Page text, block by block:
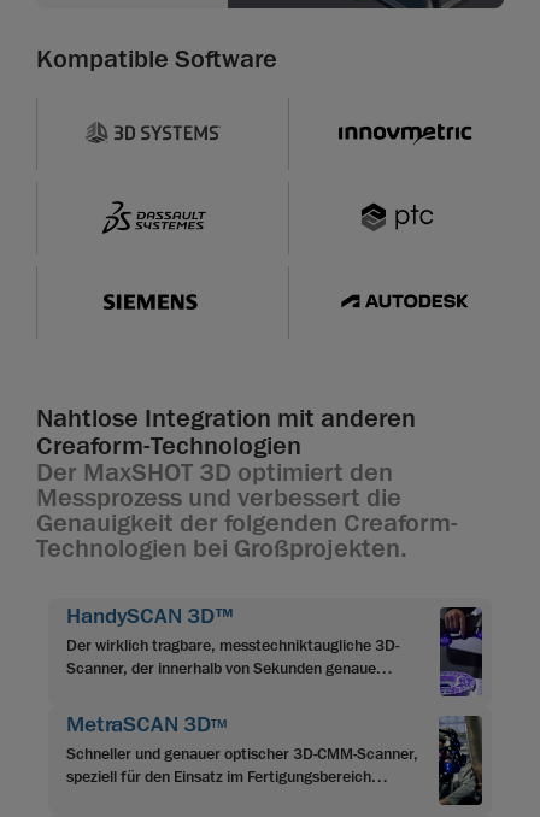
Kompatible Software
Nahtlose Integration mit anderen
Creaform-Technologien
Der MaxSHOT 3D optimiert den
Messprozess und verbessert die
Genauigkeit der folgenden Creaform-
Technologien bei Großprojekten.
HandySCAN 3D™
Der wirklich tragbare, messtechniktaugliche 3D-
Scanner, der innerhalb von Sekunden genaue
MetraSCAN 3DTM
Schneller und genauer optischer 3D-CMM-Scanner,
speziell für den Einsatz im Fertigungsbereich